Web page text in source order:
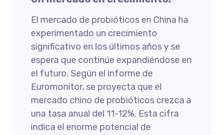
El mercado de probióticos en China ha
experimentado un crecimiento
significativo en los últimos años y se
espera que continúe expandiéndose en
el futuro. Según el informe de
Euromonitor, se proyecta que el
mercado chino de probióticos crezca a
una tasa anual del 11-12%. Esta cifra
indica el enorme potencial de